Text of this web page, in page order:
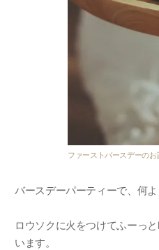
ファーストバースデーのお
バースデーパーティーで、何
ロウソクに火をつけてふーっ
います。